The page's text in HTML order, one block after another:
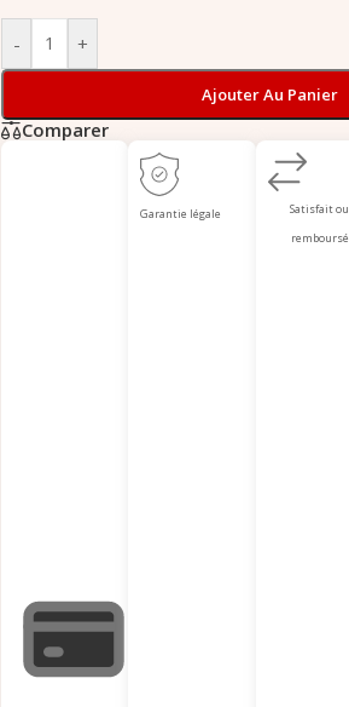
- +
Ajouter Au Panier
Comparer
Garantie légale
Satisfait ou
remboursé